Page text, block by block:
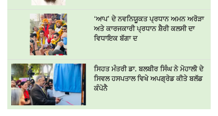
‘ਆਪ’ ਦੇ ਨਵਨਿਯੂਕਤ ਪ੍ਰਧਾਨ ਅਮਨ ਅਰੋੜਾ
ਅਤੇ ਕਾਰਜਕਾਰੀ ਪ੍ਰਧਾਨ ਸ਼ੈਰੀ ਕਲਸੀ ਦਾ
ਵਿਧਾਇਕ ਬੱਗਾ ਦ
ਸਿਹਤ ਮੰਤਰੀ ਡਾ. ਬਲਬੀਰ ਸਿੰਘ ਨੇ ਮੋਹਾਲੀ ਦੇ
ਸਿਵਲ ਹਸਪਤਾਲ ਵਿਖੇ ਅਪਗ੍ਰੇਡ ਕੀਤੇ ਬਲੱਡ
ਕੰਪੋਨੈ